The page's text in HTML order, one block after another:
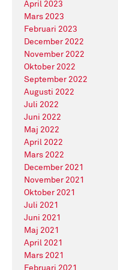
April 2023
Mars 2023
Februari 2023
December 2022
November 2022
Oktober 2022
September 2022
Augusti 2022
Juli 2022
Juni 2022
Maj 2022
April 2022
Mars 2022
December 2021
November 2021
Oktober 2021
Juli 2021
Juni 2021
Maj 2021
April 2021
Mars 2021
Februari 2021